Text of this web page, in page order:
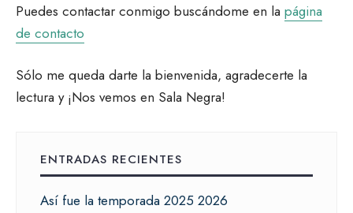
Puedes contactar conmigo buscándome en la página
de contacto
Sólo me queda darte la bienvenida, agradecerte la
lectura y ¡Nos vemos en Sala Negra!
ENTRADAS RECIENTES
Así fue la temporada 2025 2026